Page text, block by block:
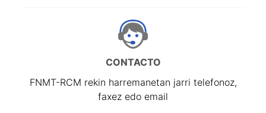
CONTACTO
FNMT-RCM rekin harremanetan jarri telefonoz,
faxez edo email